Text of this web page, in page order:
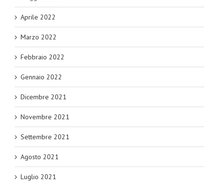
Aprile 2022
Marzo 2022
Febbraio 2022
Gennaio 2022
Dicembre 2021
Novembre 2021
Settembre 2021
Agosto 2021
Luglio 2021